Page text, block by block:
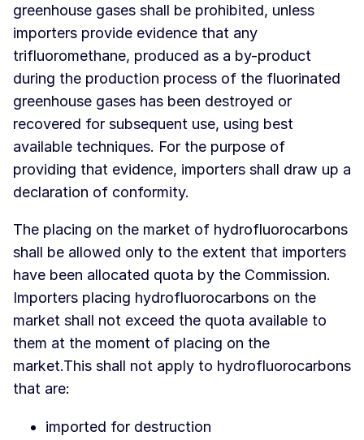
greenhouse gases shall be prohibited, unless
importers provide evidence that any
trifluoromethane, produced as a by-product
during the production process of the fluorinated
greenhouse gases has been destroyed or
recovered for subsequent use, using best
available techniques. For the purpose of
providing that evidence, importers shall draw up a
declaration of conformity.
The placing on the market of hydrofluorocarbons
shall be allowed only to the extent that importers
have been allocated quota by the Commission.
Importers placing hydrofluorocarbons on the
market shall not exceed the quota available to
them at the moment of placing on the
market.This shall not apply to hydrofluorocarbons
that are:
imported for destruction